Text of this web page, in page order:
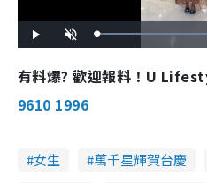
l
n
t
e
L
o
e
d
有料爆? 歡迎報料！U
9610 1996
女生 萬千星輝賀台慶